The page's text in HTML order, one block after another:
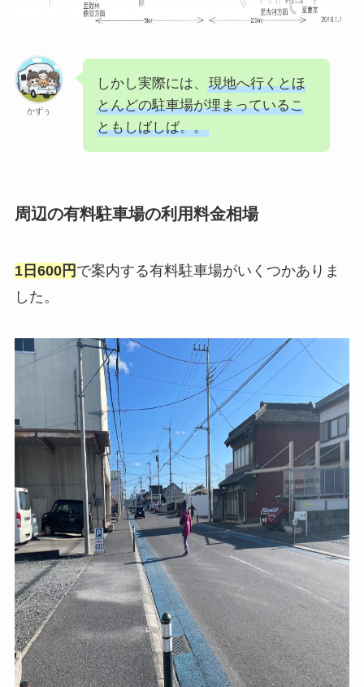
かずぅ
しかし実際には、
現地へ行くとほ
とんどの駐車場が埋まっているこ
ともしばしば。。
周辺の有料駐車場の利用料金相場
1日600円 で案内する有料駐車場がいくつかありま
した。